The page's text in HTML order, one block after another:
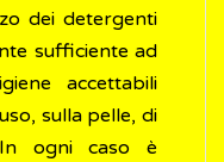
dei detergenti
sufficiente ad
accettabili
sulla pelle, di
ogni caso è